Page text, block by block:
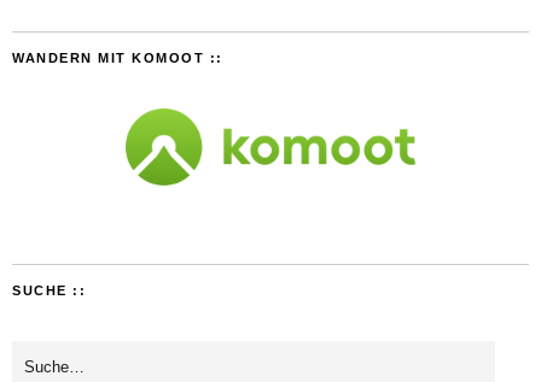
WANDERN MIT KOMOOT ::
SUCHE ::